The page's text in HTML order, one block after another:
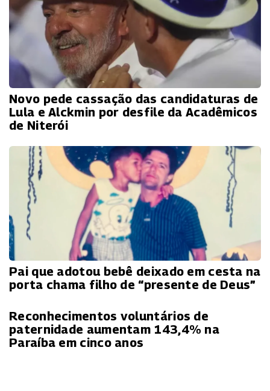
Novo pede cassação das candidaturas de
Lula e Alckmin por desfile da Acadêmicos
de Niterói
Pai que adotou bebê deixado em cesta na
porta chama filho de “presente de Deus”
Reconhecimentos voluntários de
paternidade aumentam 143,4% na
Paraíba em cinco anos